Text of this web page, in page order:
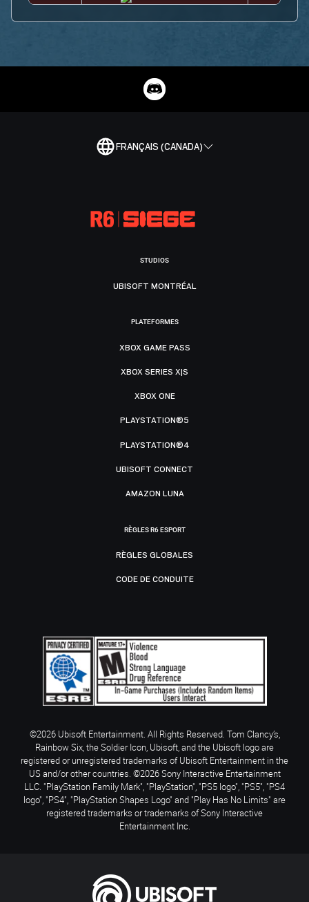
FRANÇAIS (CANADA)
STUDIOS
UBISOFT MONTRÉAL
PLATEFORMES
XBOX GAME PASS
XBOX SERIES X|S
XBOX ONE
PLAYSTATION®5
PLAYSTATION®4
UBISOFT CONNECT
AMAZON LUNA
RÈGLES R6 ESPORT
RÈGLES GLOBALES
CODE DE CONDUITE
©2026 Ubisoft Entertainment. All Rights Reserved. Tom Clancy’s,
Rainbow Six, the Soldier Icon, Ubisoft, and the Ubisoft logo are
registered or unregistered trademarks of Ubisoft Entertainment in the
US and/or other countries. ©2026 Sony Interactive Entertainment
LLC. "PlayStation Family Mark", "PlayStation", "PS5 logo", "PS5", "PS4
logo", "PS4", "PlayStation Shapes Logo" and "Play Has No Limits" are
registered trademarks or trademarks of Sony Interactive
Entertainment Inc.